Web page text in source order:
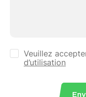
Veuillez
d’utilisation